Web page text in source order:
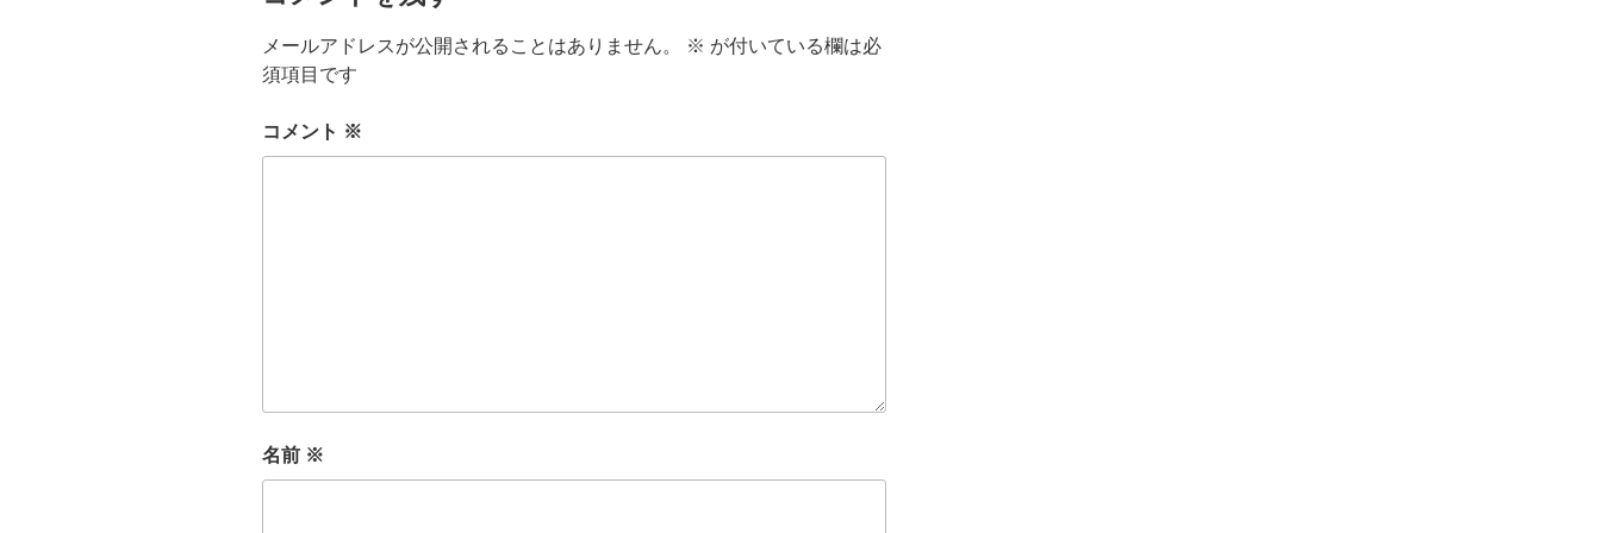
メールアドレスが公開されることはありません。 ※ が付いている欄は必
須項目です
コメント ※
名前 ※